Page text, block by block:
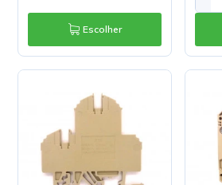
Escolher